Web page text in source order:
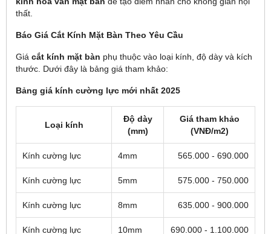
thất.
Báo Giá Cắt Kính Mặt Bàn Theo Yêu Cầu
Giá cắt kính mặt bàn phụ thuộc vào loại kính, độ dày và kích
thước. Dưới đây là bảng giá tham khảo:
Bảng giá kính cường lực mới nhất 2025
Loại kính
Độ dày
(mm)
Giá tham khảo
(VNĐ/m2)
Kính cường lực 4mm 565.000 - 690.000
Kính cường lực 5mm 575.000 - 750.000
Kính cường lực 8mm 635.000 - 900.000
Kính cường lực 10mm 690.000 - 1.100.000